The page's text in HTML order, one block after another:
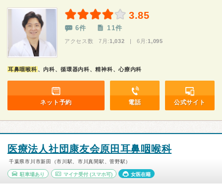
3.85
6件 11件
アクセス数 7月: 1,032 | 6月: 1,095
耳鼻咽喉科 、内科、循環器内科、精神科、心療内科
ネット予約 電話 公式サイト
医療法人社団康友会原田耳鼻咽喉科
千葉県市川市新田（市川駅、市川真間駅、菅野駅）
駐車場あり マイナ受付(スマホ可) 女医在籍